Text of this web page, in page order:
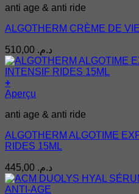
anti age & anti ride
ALGOTHERM CRÈME DE
د.م.
+
Aperçu
anti age & anti ride
ALGOTHERM ALGOTIME
RIDES 15ML
د.م.